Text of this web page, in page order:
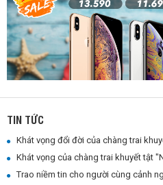
TIN TỨC
Khát vọng đổi đời của chàng trai
Khát vọng của chàng trai khuyết tật
Trao niềm tin cho người cùng cảnh